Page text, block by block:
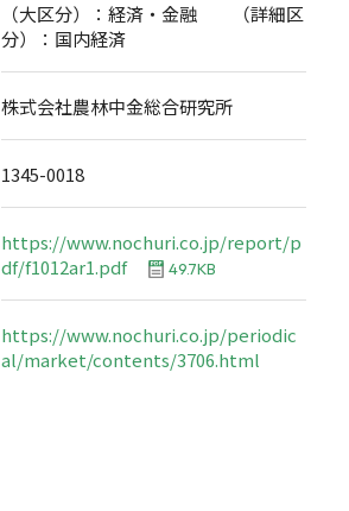
（大区分）：経済・金融 （詳細区
分）：国内経済
株式会社農林中金総合研究所
1345-0018
https://www.nochuri.co.jp/report/p
df/f1012ar1.pdf
49.7KB
https://www.nochuri.co.jp/periodic
al/market/contents/3706.html